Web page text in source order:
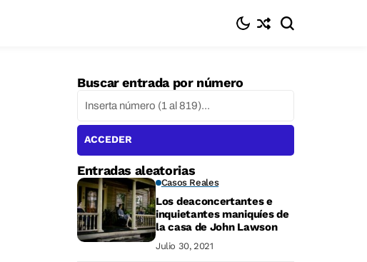
Buscar entrada por número
ACCEDER
Entradas aleatorias
Casos Reales
Los deaconcertantes e
inquietantes maniquíes de
la casa de John Lawson
Julio 30, 2021